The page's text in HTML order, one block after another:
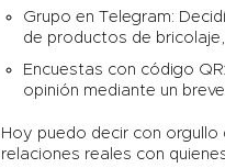
Grupo en Telegram:
de productos de
Encuestas con código
opinión mediante un
Hoy puedo decir con
relaciones reales con